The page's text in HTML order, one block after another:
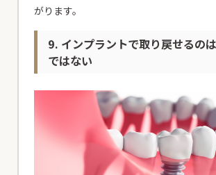
がります。
9. インプラントで取り戻せるの
ではない